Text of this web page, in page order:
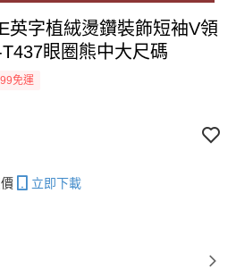
英字植絨燙鑽裝飾短袖V領
眼圈熊中大尺碼
免運
立即下載